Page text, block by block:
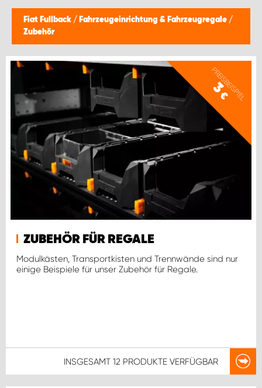
Fiat Fullback / Fahrzeugeinrichtung & Fahrzeugregale /
Zubehör
PREISBEISPIEL
3
€
ZUBEHÖR FÜR REGALE
Modulkästen, Transportkisten und Trennwände sind nur
einige Beispiele für unser Zubehör für Regale.
INSGESAMT 12 PRODUKTE VERFÜGBAR